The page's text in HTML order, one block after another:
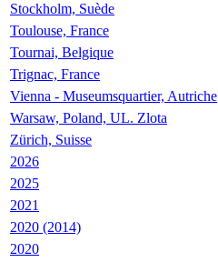
Stockholm, Suède
Toulouse, France
Tournai, Belgique
Trignac, France
Vienna - Museumsquartier, Autriche
Warsaw, Poland, UL. Zlota
Zürich, Suisse
2026
2025
2021
2020 (2014)
2020